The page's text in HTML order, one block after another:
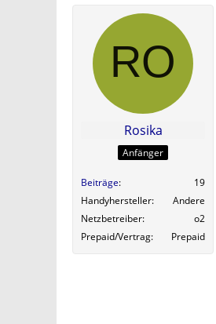
Rosika
Anfänger
Beiträge
19
Handyhersteller
Andere
Netzbetreiber
o2
Prepaid/Vertrag
Prepaid